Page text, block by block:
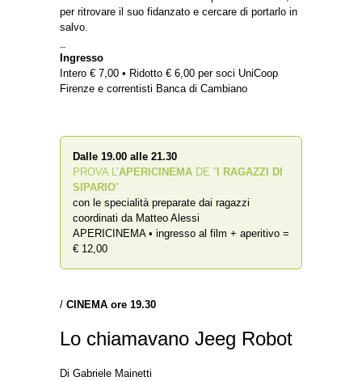
per ritrovare il suo fidanzato e cercare di portarlo in
salvo.
Ingresso
Intero € 7,00 • Ridotto € 6,00 per soci UniCoop
Firenze e correntisti Banca di Cambiano
Dalle 19.00 alle 21.30
PROVA L’APERICINEMA DE “ I RAGAZZI DI
SIPARIO”
con le specialità preparate dai ragazzi
coordinati da Matteo Alessi
APERICINEMA • ingresso al film + aperitivo =
€ 12,00
/ CINEMA ore 19.30
Lo chiamavano Jeeg Robot
Di Gabriele Mainetti